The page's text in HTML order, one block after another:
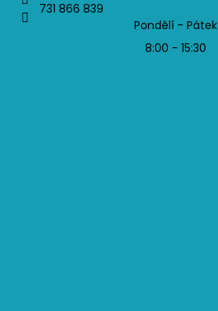
731 866 839
Pondělí - Pátek
8:00 - 15:30